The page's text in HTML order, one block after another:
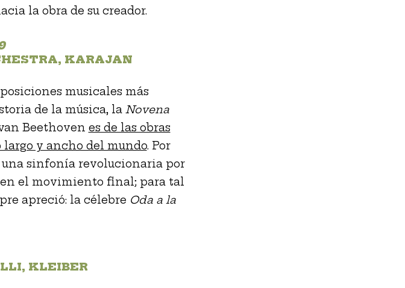
la obra de su creador.
KARAJAN
musicales más
de la música, laNovena
Beethoven es de las obras
largo y ancho del mundo. Por
una sinfonía revolucionaria por
el movimiento final; para tal
apreció: la célebre Oda a la
KLEIBER